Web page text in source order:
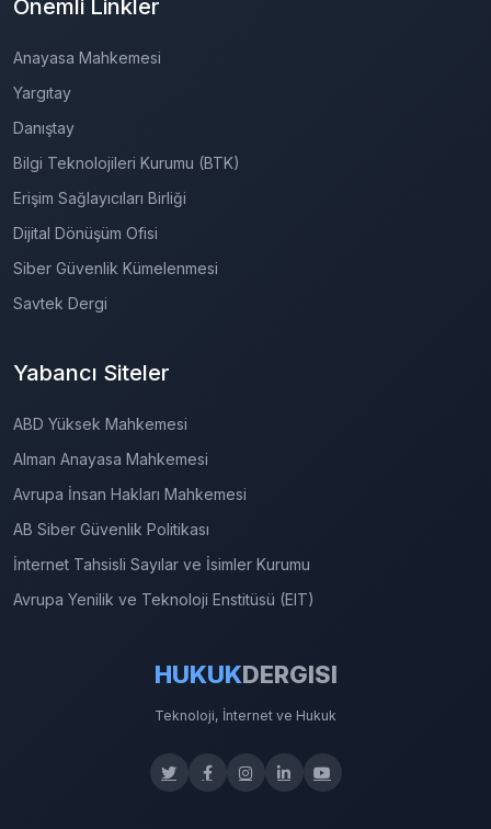
Önemli Linkler
Anayasa Mahkemesi
Yargıtay
Danıştay
Bilgi Teknolojileri Kurumu (BTK)
Erişim Sağlayıcıları Birliği
Dijital Dönüşüm Ofisi
Siber Güvenlik Kümelenmesi
Savtek Dergi
Yabancı Siteler
ABD Yüksek Mahkemesi
Alman Anayasa Mahkemesi
Avrupa İnsan Hakları Mahkemesi
AB Siber Güvenlik Politikası
İnternet Tahsisli Sayılar ve İsimler Kurumu
Avrupa Yenilik ve Teknoloji Enstitüsü (EIT)
HUKUKDERGISI
Teknoloji, İnternet ve Hukuk